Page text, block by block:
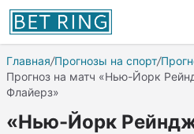
Главная/Прогнозы на спорт/
Прогноз на матч «Нью-Йорк
Флайерз»
«Нью-Йорк